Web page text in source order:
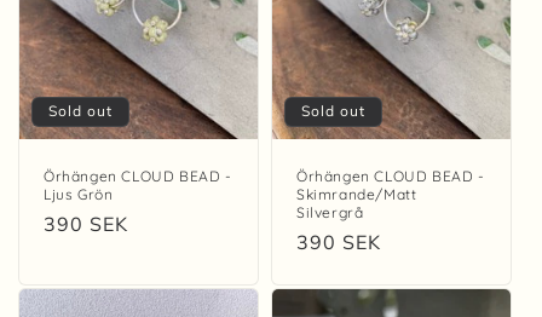
Sold out
Örhängen CLOUD BEAD -
Ljus Grön
Regular
390 SEK
Sold out
Örhängen CLOUD BEAD -
Skimrande/Matt
Silvergrå
Regular
390 SEK